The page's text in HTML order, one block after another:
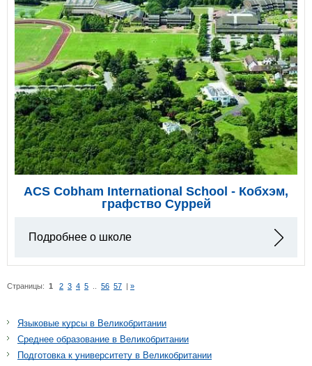
ACS Cobham International School - Кобхэм,
графство Суррей
Подробнее о школе
Страницы: 1 2 3 4 5 56 57 | »
Языковые курсы в Великобритании
Среднее образование в Великобритании
Подготовка к университету в Великобритании